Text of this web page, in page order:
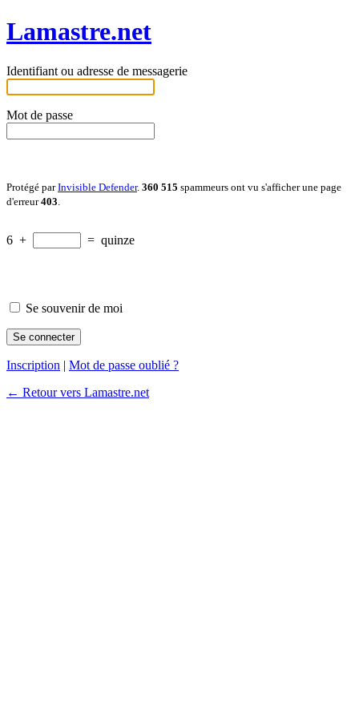
Lamastre.net
Identifiant ou adresse de messagerie
Mot de passe
Protégé parInvisible Defender. 360 515 spammeurs ont vu s'afficher une page
d'erreur403
6 + = quinze
Se souvenir de moi
Inscription | Mot de passe oublié ?
← Retour vers Lamastre.net